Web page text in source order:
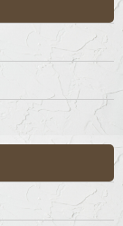
木八幡メディカ